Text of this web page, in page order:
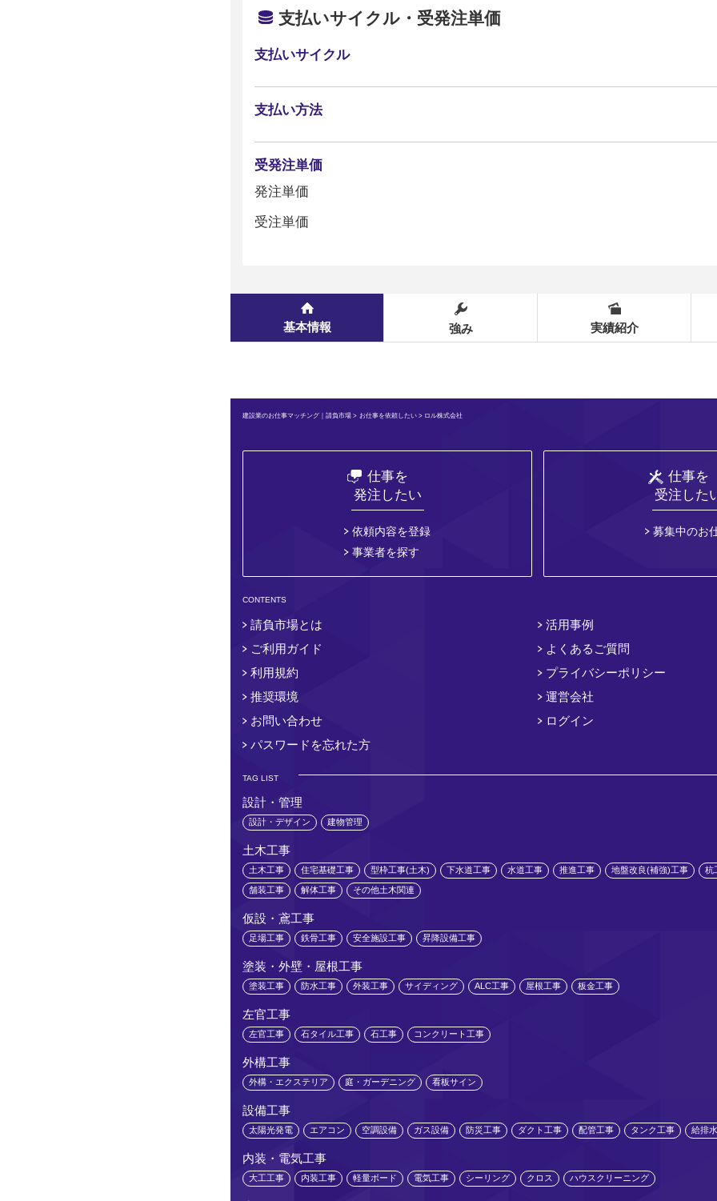
支払いサイクル・受発注単価
支払いサイクル
支払い方法
受発注単価
発注単価
受注単価
基本情報 強み 実績紹介
建設業のお仕事マッチング｜請負市場 > お仕事を依頼したい> ロル株式会社
仕事を
発注したい
依頼内容を登録
事業者を探す
仕事を
受注した
募集中のお
CONTENTS
請負市場とは
活用事例
ご利用ガイド
よくあるご質問
利用規約
プライバシーポリシー
推奨環境
運営会社
お問い合わせ
ログイン
パスワードを忘れた方
TAG LIST
設計・管理
設計・デザイン 建物管理
土木工事
土木工事 住宅基礎工事 型枠工事(土木) 下水道工事 水道工事 推進工事 地盤改良(補強)工事 杭
舗装工事 解体工事 その他土木関連
仮設・鳶工事
足場工事 鉄骨工事 安全施設工事 昇降設備工事
塗装・外壁・屋根工事
塗装工事 防水工事 外装工事 サイディング ALC工事 屋根工事 板金工事
左官工事
左官工事 石タイル工事 石工事 コンクリート工事
外構工事
外構・エクステリア 庭・ガーデニング 看板サイン
設備工事
太陽光発電 エアコン 空調設備 ガス設備 防災工事 ダクト工事 配管工事 タンク工事 給排
内装・電気工事
大工工事 内装工事 軽量ボード 電気工事 シーリング クロス ハウスクリーニング